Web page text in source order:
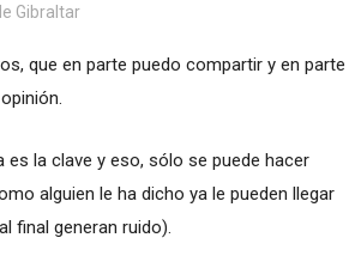
Gibraltar
que en parte puedo compartir y en parte
es la clave y eso, sólo se puede hacer
alguien le ha dicho ya le pueden llegar
final generan ruido).